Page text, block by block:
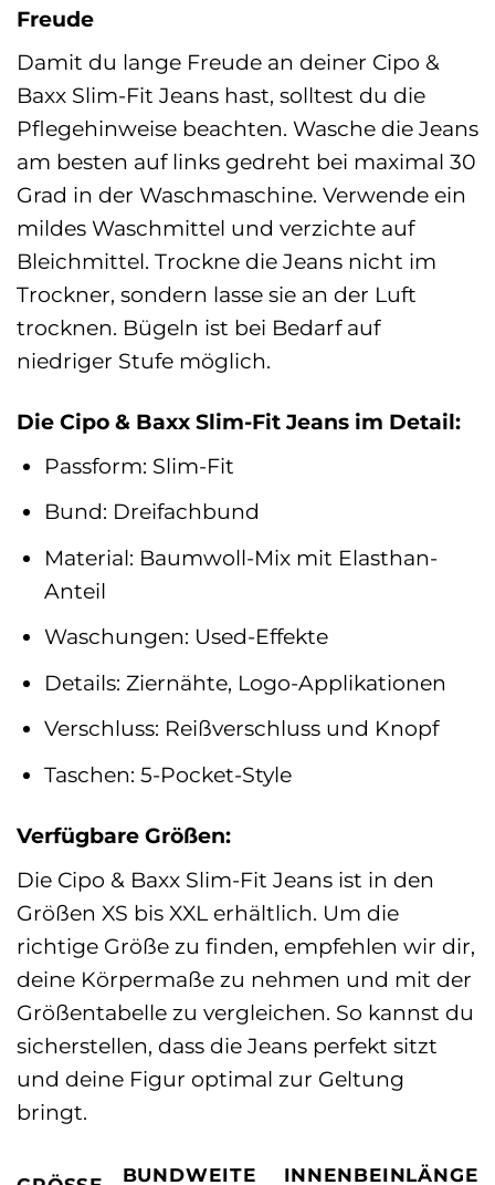
Freude
Damit du lange Freude an deiner Cipo &
Baxx Slim-Fit Jeans hast, solltest du die
Pflegehinweise beachten. Wasche die Jeans
am besten auf links gedreht bei maximal 30
Grad in der Waschmaschine. Verwende ein
mildes Waschmittel und verzichte auf
Bleichmittel. Trockne die Jeans nicht im
Trockner, sondern lasse sie an der Luft
trocknen. Bügeln ist bei Bedarf auf
niedriger Stufe möglich.
Die Cipo & Baxx Slim-Fit Jeans im Detail:
Passform: Slim-Fit
Bund: Dreifachbund
Material: Baumwoll-Mix mit Elasthan-
Anteil
Waschungen: Used-Effekte
Details: Ziernähte, Logo-Applikationen
Verschluss: Reißverschluss und Knopf
Taschen: 5-Pocket-Style
Verfügbare Größen:
Die Cipo & Baxx Slim-Fit Jeans ist in den
Größen XS bis XXL erhältlich. Um die
richtige Größe zu finden, empfehlen wir dir,
deine Körpermaße zu nehmen und mit der
Größentabelle zu vergleichen. So kannst du
sicherstellen, dass die Jeans perfekt sitzt
und deine Figur optimal zur Geltung
bringt.
BUNDWEITE
INNENBEINLÄNGE